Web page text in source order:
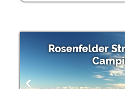
Rosenfelder